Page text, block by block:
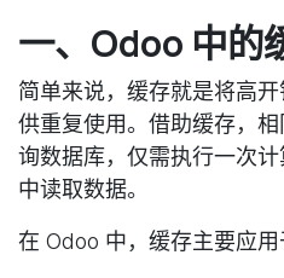
一、Odoo 中的
简单来说，缓存就是将高
供重复使用。借助缓存，
询数据库，仅需执行一次
中读取数据。
在 Odoo 中，缓存主要应用